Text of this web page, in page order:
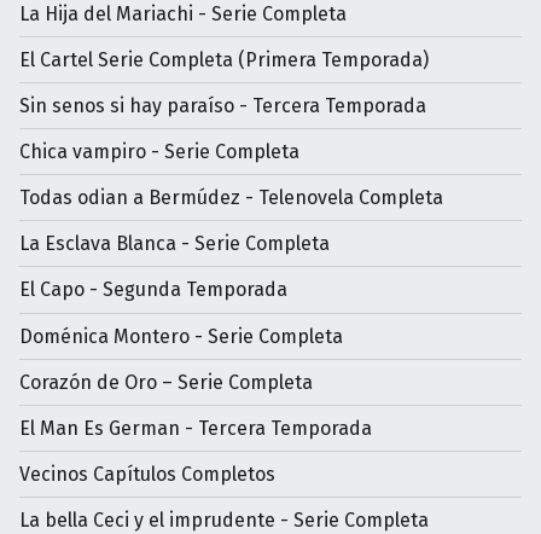
La Hija del Mariachi - Serie Completa
El Cartel Serie Completa (Primera Temporada)
Sin senos si hay paraíso - Tercera Temporada
Chica vampiro - Serie Completa
Todas odian a Bermúdez - Telenovela Completa
La Esclava Blanca - Serie Completa
El Capo - Segunda Temporada
Doménica Montero - Serie Completa
Corazón de Oro – Serie Completa
El Man Es German - Tercera Temporada
Vecinos Capítulos Completos
La bella Ceci y el imprudente - Serie Completa